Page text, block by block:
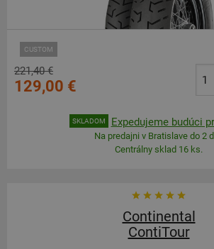
CUSTOM
221,40 €
129,00 €
SKLADOM Expedujeme budúci
Na predajni v Bratislave do 2
Centrálny sklad 16 ks.
Continental
ContiTour